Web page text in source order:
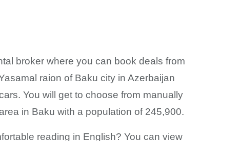
broker where you can book deals from
raion of Baku city in Azerbaijan
You will get to choose from manually
in Baku with a population of 245,900.
reading in English? You can view